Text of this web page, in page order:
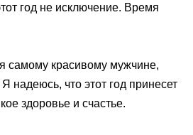
год не исключение. Время
самому красивому мужчине,
надеюсь, что этот год принесет
здоровье и счастье.